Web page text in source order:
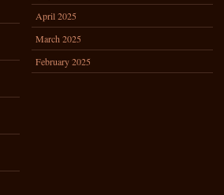
April 2025
March 2025
February 2025